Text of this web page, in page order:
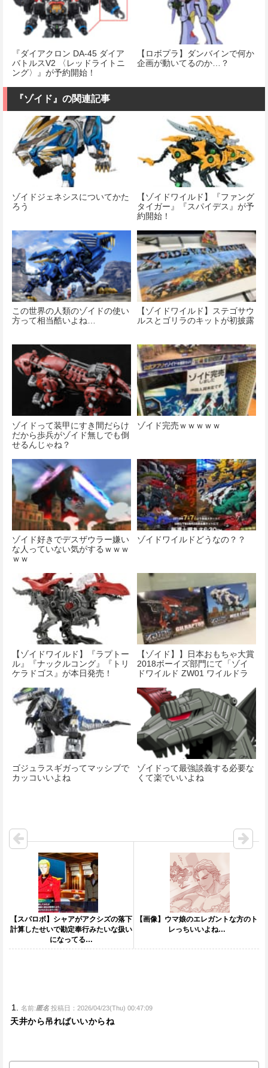
『ダイアクロン DA-45 ダイア
バトルスV2 〈レッドライトニ
ング〉』が予約開始！
【ロボプラ】ダンバインで何か
企画が動いてるのか…？
『ゾイド』の関連記事
ゾイドジェネシスについてかた
ろう
【ゾイドワイルド】『ファング
タイガー』『スパイデス』が予
約開始！
この世界の人類のゾイドの使い
方って相当酷いよね…
【ゾイドワイルド】ステゴサウ
ルスとゴリラのキットが初披露
ゾイドって装甲にすき間だらけ
だから歩兵がゾイド無しでも倒
せるんじゃね？
ゾイド完売ｗｗｗｗｗ
ゾイド好きでデスザウラー嫌い
な人っていない気がするｗｗｗ
ｗｗ
ゾイドワイルドどうなの？？
【ゾイドワイルド】『ラプトー
ル』『ナックルコング』『トリ
ケラドゴス』が本日発売！
【ゾイド】】日本おもちゃ大賞
2018ボーイズ部門にて「ゾイ
ドワイルド ZW01 ワイルドラ
た
ゴジュラスギガってマッシブで
カッコいいよね
ゾイドって最強談義する必要な
くて楽でいいよね
【スパロボ】シャアがアクシズの落下
計算したせいで勘定奉行みたいな扱い
になってる…
【画像】ウマ娘のエレガントな方のト
レっちいいよね…
名前:匿名 投稿日：2026/04/23(Thu) 00:47:09
天井から吊ればいいからね